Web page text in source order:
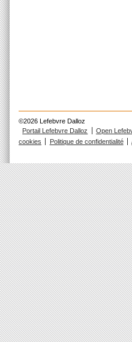
©2026 Lefebvre Dalloz
Portail Lefebvre Dalloz
Open
cookies
Politique de confidentialité